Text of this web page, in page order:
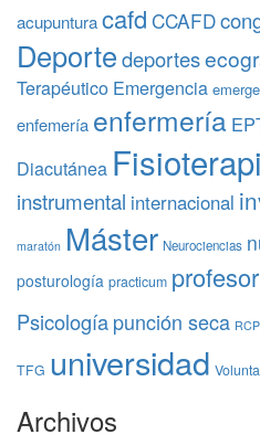
acupunturacafd CCAFD
Deportedeportes
Terapéutico Emergencia
enfemería enfermería
Diacutánea
instrumental internacional
maratón Máster Neurociencias
posturología practicum profesor
Psicologíapunción seca RCP
TFG universidad
Archivos